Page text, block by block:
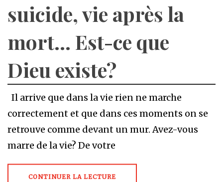
suicide, vie après la
mort… Est-ce que
Dieu existe?
Il arrive que dans la vie rien ne marche
correctement et que dans ces moments on se
retrouve comme devant un mur. Avez-vous
marre de la vie? De votre
CONTINUER LA LECTURE